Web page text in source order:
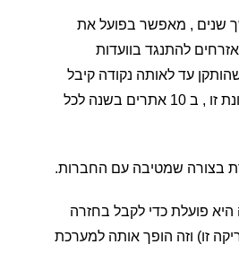
שנים , מאפשר בפועל את
להתנגד בוועדות
עד לאותה נקודה קיבל
אישור בדיעבד, והיום מותר לחברות הסלולר להתקין אנטנות חדשות במתכונת זו , ב 10 אתרים בשנה לכל
בצורה שמטיבה עם החברות.
פועלת כדי לקבל בחזרה
זו) וזה הופך אותה למערכת